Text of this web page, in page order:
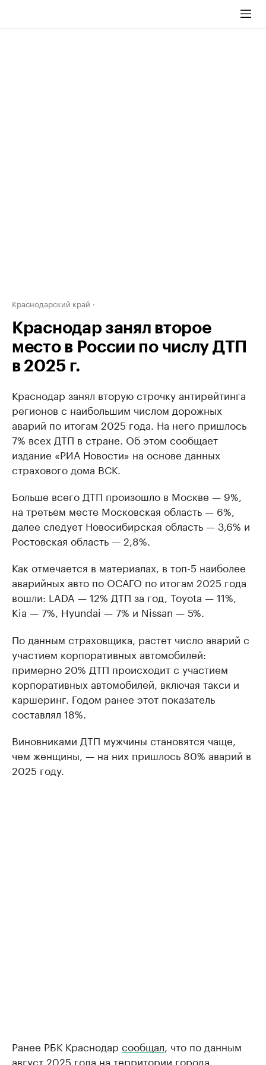
Краснодарский край
Краснодар занял второе
место в России по числу ДТП
в 2025 г.
Краснодар занял вторую строчку антирейтинга
регионов с наибольшим числом дорожных
аварий по итогам 2025 года. На него пришлось
7% всех ДТП в стране. Об этом сообщает
издание «РИА Новости» на основе данных
страхового дома ВСК.
Больше всего ДТП произошло в Москве — 9%,
на третьем месте Московская область — 6%,
далее следует Новосибирская область — 3,6% и
Ростовская область — 2,8%.
Как отмечается в материалах, в топ-5 наиболее
аварийных авто по ОСАГО по итогам 2025 года
вошли: LADA — 12% ДТП за год, Toyota — 11%,
Kia — 7%, Hyundai — 7% и Nissan — 5%.
По данным страховщика, растет число аварий с
участием корпоративных автомобилей:
примерно 20% ДТП происходит с участием
корпоративных автомобилей, включая такси и
каршеринг. Годом ранее этот показатель
составлял 18%.
Виновниками ДТП мужчины становятся чаще,
чем женщины, — на них пришлось 80% аварий в
2025 году.
Ранее РБК Краснодар сообщал , что по данным
август 2025 года на территории города